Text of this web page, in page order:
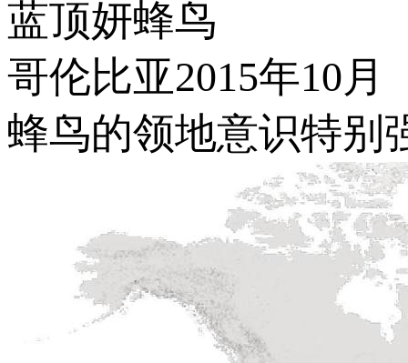
蓝顶妍蜂鸟
哥伦比亚2015年10月
蜂鸟的领地意识特别